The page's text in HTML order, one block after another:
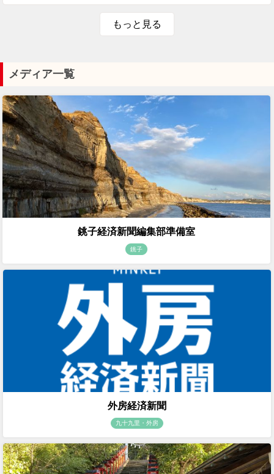
もっと見る
メディア一覧
銚子経済新聞編集部準備室
銚子
外房経済新聞
九十九里・外房